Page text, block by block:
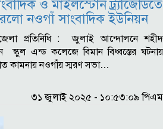
ও মাইলস্টোন ট্র্যাজেডিতে
নওগাঁ সাংবাদিক ইউনিয়ন
প্রতিনিধি : জুলাই আন্দোলনে শহীদ
স্কুল এন্ড কলেজে বিমান বিধ্বস্তের ঘটনায়
কামনায় নওগাঁয় স্মরণ সভা…
৩১ জুলাই ২০২৫ - ১০:৫৩:০৯ পিএম